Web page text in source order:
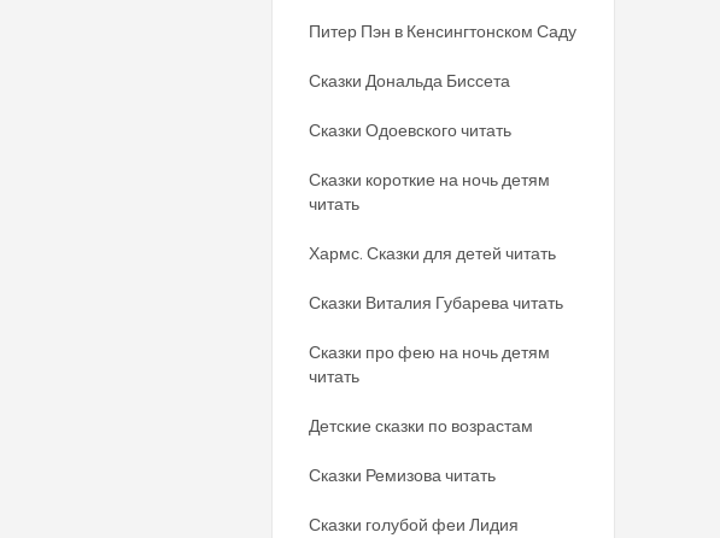
Питер Пэн в Кенсингтонском Саду
Сказки Дональда Биссета
Сказки Одоевского читать
Сказки короткие на ночь детям
читать
Хармс. Сказки для детей читать
Сказки Виталия Губарева читать
Сказки про фею на ночь детям
читать
Детские сказки по возрастам
Сказки Ремизова читать
Сказки голубой феи Лидия